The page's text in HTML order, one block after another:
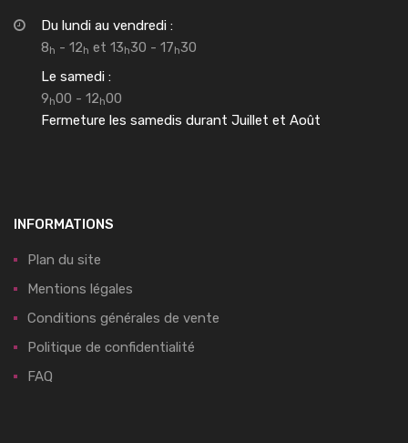
Du lundi au vendredi :
8h - 12h et 13h30 - 17h30
Le samedi :
9h00 - 12h00
Fermeture les samedis durant Juillet et Août
INFORMATIONS
Plan du site
Mentions légales
Conditions générales de vente
Politique de confidentialité
FAQ